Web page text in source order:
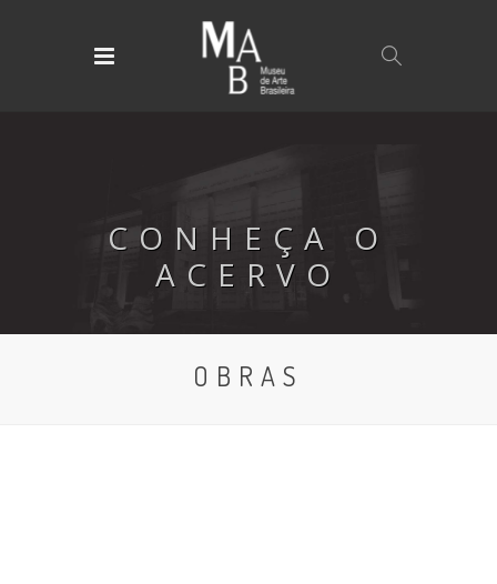
CONHEÇA O
ACERVO
OBRAS